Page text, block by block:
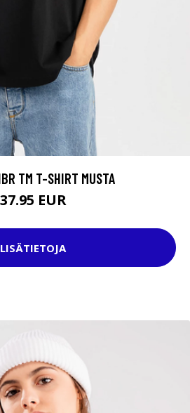
TM T-SHIRT MUSTA
37.95 EUR
LISÄTIETOJA